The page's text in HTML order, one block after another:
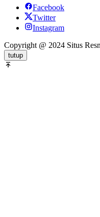
Facebook
Twitter
Instagram
Copyright @ 2024 Situs
tutup